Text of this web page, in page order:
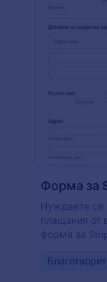
Форма за
Нуждаете се
плащания от
форма за
дефинирани
Go to